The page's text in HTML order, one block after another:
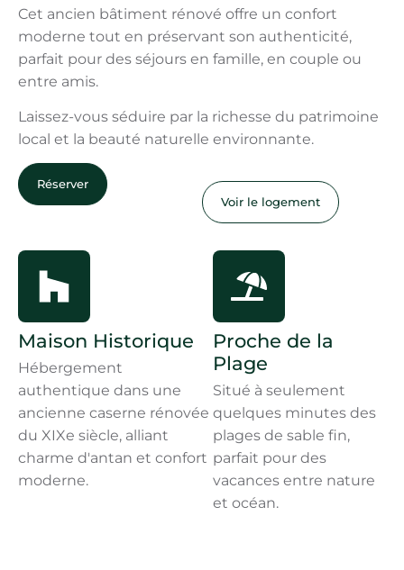
Cet ancien bâtiment rénové offre un confort
moderne tout en préservant son authenticité,
parfait pour des séjours en famille, en couple ou
entre amis.
Laissez-vous séduire par la richesse du patrimoine
local et la beauté naturelle environnante.
Réserver
Voir le logement
Maison Historique
Hébergement
authentique dans une
ancienne caserne rénovée
du XIXe siècle, alliant
charme d'antan et confort
moderne.
Proche de la
Plage
Situé à seulement
quelques minutes des
plages de sable fin,
parfait pour des
vacances entre nature
et océan.